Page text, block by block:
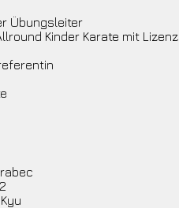
Übungsleiter
Kinder Karate mit Lizenz